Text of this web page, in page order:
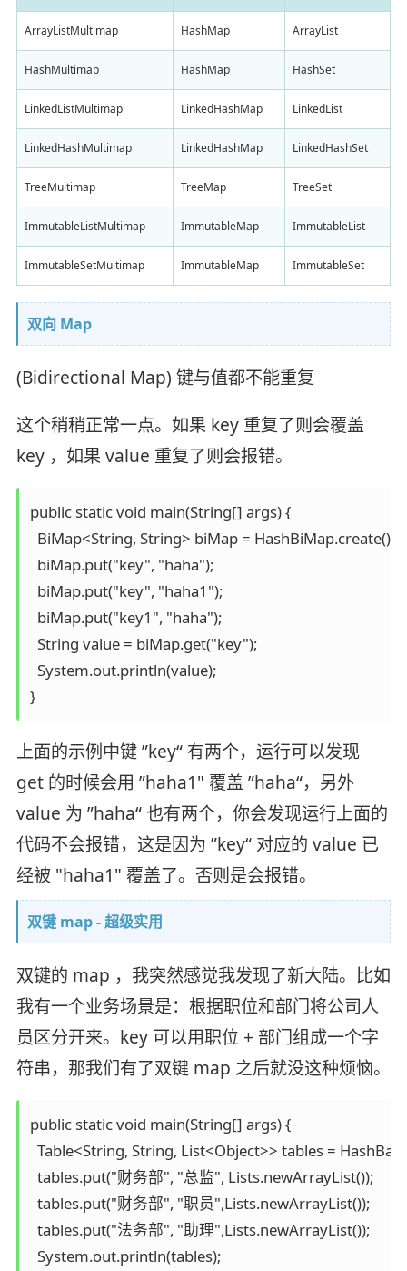
ArrayListMultimap HashMap ArrayList
HashMultimap HashMap HashSet
LinkedListMultimap LinkedHashMap LinkedList
LinkedHashMultimap LinkedHashMap LinkedHashSet
TreeMultimap TreeMap TreeSet
ImmutableListMultimap ImmutableMap ImmutableList
ImmutableSetMultimap ImmutableMap ImmutableSet
双向 Map
(Bidirectional Map) 键与值都不能重复
这个稍稍正常一点。如果 key 重复了则会覆盖
key ，如果 value 重复了则会报错。
public static void main(String[] args) {
  BiMap<String, String> biMap = HashBiMap.create();
  biMap.put("key", "haha");
  biMap.put("key", "haha1");
  biMap.put("key1", "haha");
  String value = biMap.get("key");
  System.out.println(value);
}
上面的示例中键 ”key“ 有两个，运行可以发现
get 的时候会用 ”haha1" 覆盖 ”haha“，另外
value 为 ”haha“ 也有两个，你会发现运行上面的
代码不会报错，这是因为 ”key“ 对应的 value 已
经被 "haha1" 覆盖了。否则是会报错。
双键 map - 超级实用
双键的 map ，我突然感觉我发现了新大陆。比如
我有一个业务场景是：根据职位和部门将公司人
员区分开来。key 可以用职位 + 部门组成一个字
符串，那我们有了双键 map 之后就没这种烦恼。
public static void main(String[] args) {
Table<String, String, List<Object>> tables =
  tables.put("财务部", "总监", Lists.newArrayList());
  tables.put("财务部", "职员",Lists.newArrayList());
  tables.put("法务部", "助理",Lists.newArrayList());
  System.out.println(tables);